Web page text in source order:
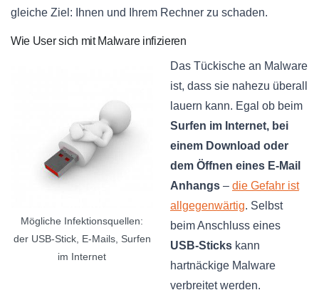
gleiche Ziel: Ihnen und Ihrem Rechner zu schaden.
Wie User sich mit Malware infizieren
Mögliche Infektionsquellen:
der USB-Stick, E-Mails, Surfen
im Internet
Das Tückische an Malware
ist, dass sie nahezu überall
lauern kann. Egal ob beim
Surfen im Internet, bei
einem Download oder
dem Öffnen eines E-Mail
Anhangs – die Gefahr ist
allgegenwärtig. Selbst
beim Anschluss eines
USB-Sticks kann
hartnäckige Malware
verbreitet werden.